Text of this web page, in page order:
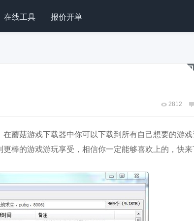
在线工具 报价开单
2812
蘑菇游戏下载器中你可以下载到所有自己想要的游戏
棒的游戏游玩享受，相信你一定能够喜欢上的，快来